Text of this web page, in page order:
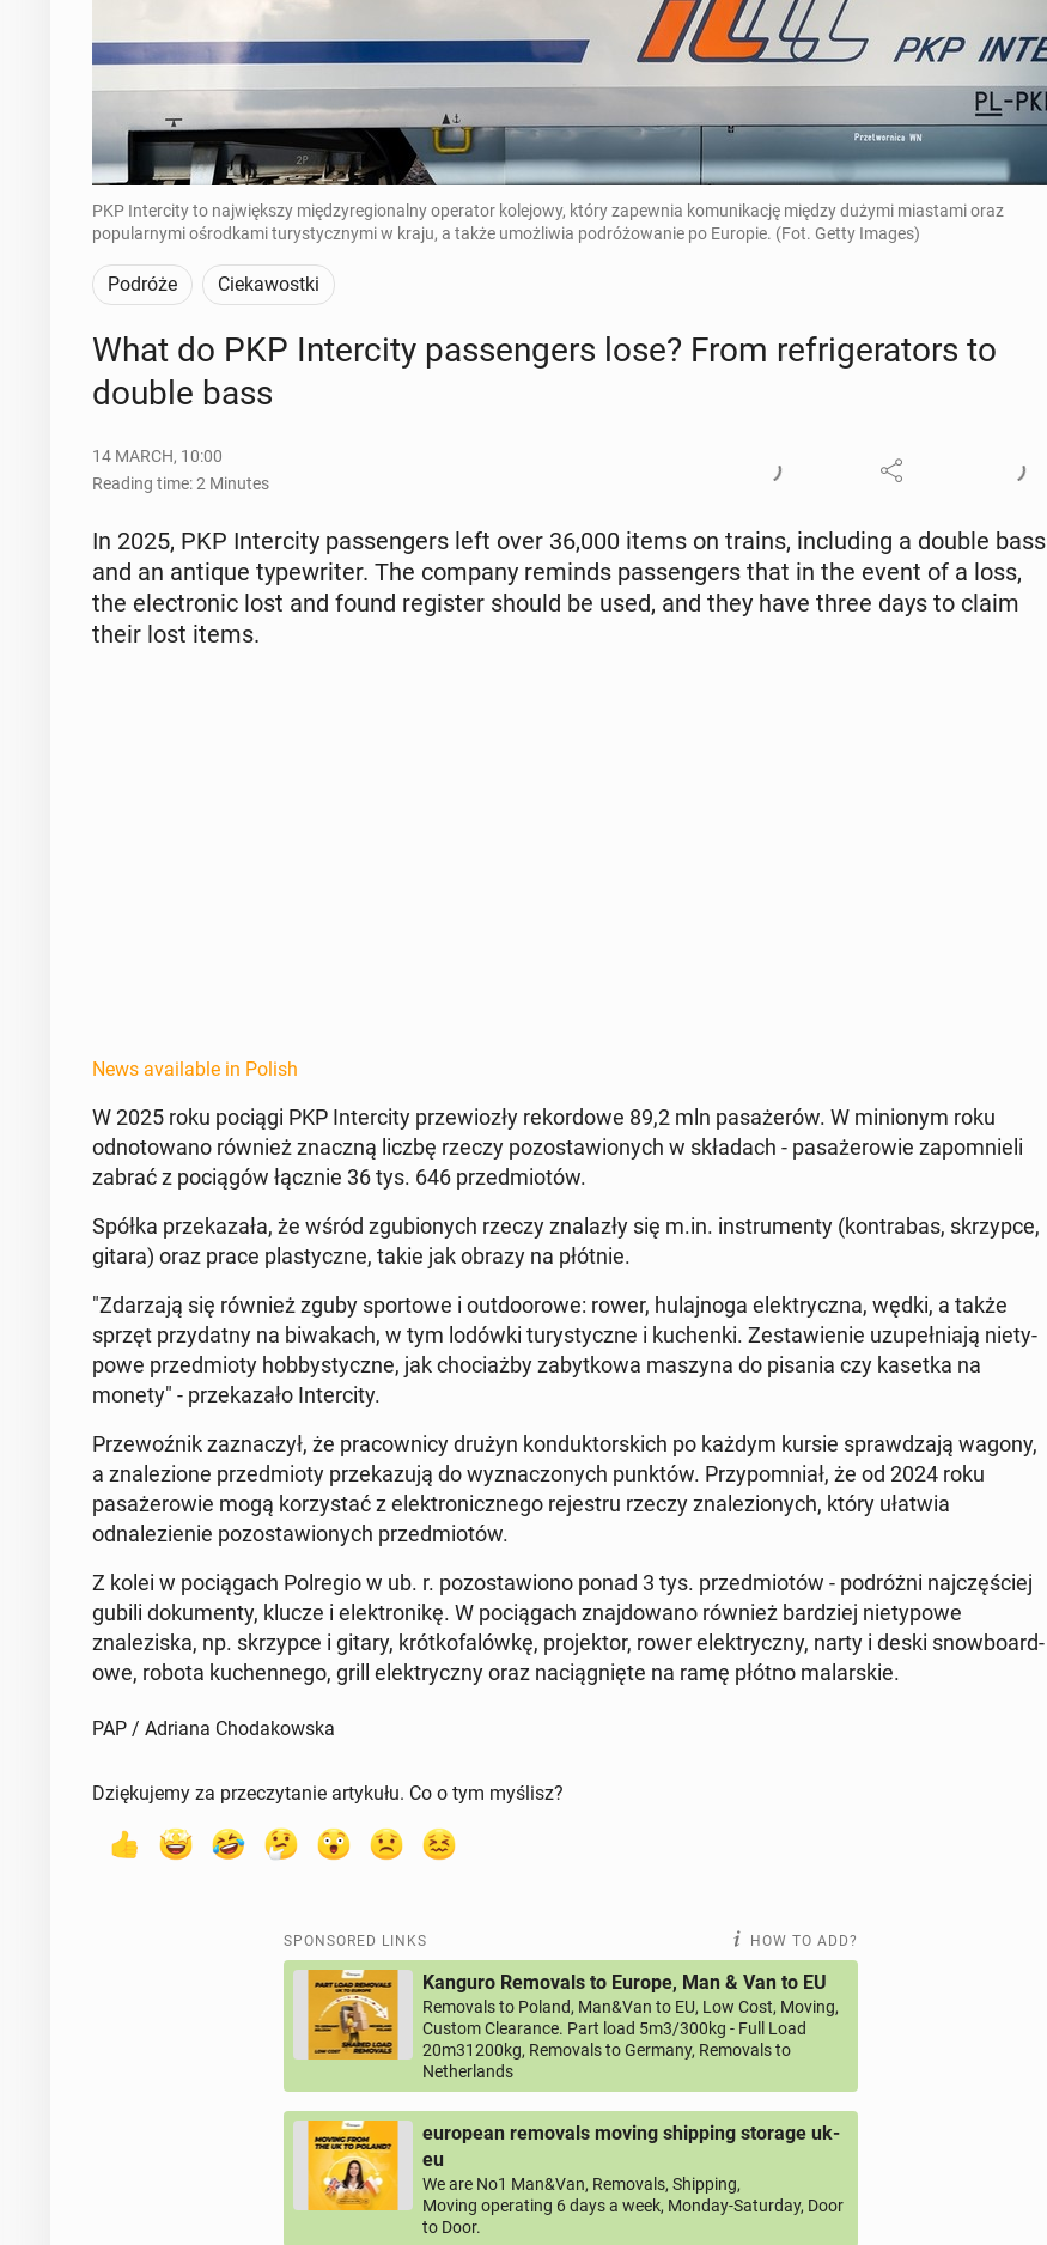
PKP Intercity to największy międzyregionalny operator kolejowy, który zapewnia komunikację między dużymi miastami oraz
popularnymi ośrodkami turystycznymi w kraju, a także umożliwia podróżowanie po Europie. (Fot. Getty Images)
Podróże Ciekawostki
What do PKP In­ter­ci­ty pas­sen­gers lose? From re­frig­er­a­tors to
double bass
14 MARCH, 10:00
Reading time: 2 Minutes
In 2025, PKP In­ter­ci­ty pas­sen­gers left over 36,000 items on trains, in­clud­ing a double bass
and an antique type­writer. The company reminds pas­sen­gers that in the event of a loss,
the elec­tron­ic lost and found reg­is­ter should be used, and they have three days to claim
their lost items.
News available in Polish
W 2025 roku pociągi PKP In­ter­ci­ty przewiozły reko­r­dowe 89,2 mln pasażerów. W min­ionym roku
odno­towano również znaczną liczbę rzeczy po­zostaw­ionych w składach - pasażerowie za­pom­nieli
zabrać z pociągów łącznie 36 tys. 646 przed­miotów.
Spółka przekaza­ła, że wśród zgu­bionych rzeczy znalazły się m.in. in­stru­men­ty (kon­tra­bas, skrzypce,
gitara) oraz prace plas­ty­czne, takie jak obrazy na płótnie.
"Zdarza­ją się również zguby sportowe i out­doorowe: rower, hu­la­jno­ga elek­trycz­na, wędki, a także
sprzęt przy­dat­ny na bi­wakach, w tym lodówki tu­rysty­czne i kuchen­ki. Zestaw­ie­nie uzu­peł­ni­a­ją ni­ety­
powe przed­mio­ty hob­bysty­czne, jak cho­ci­aż­by zabytkowa maszyna do pisania czy kasetka na
monety" - przekaza­ło In­ter­ci­ty.
Prze­woźnik za­z­naczył, że pra­cown­i­cy drużyn kon­duk­tors­kich po każdym kursie sprawdza­ją wagony,
a znalezione przed­mio­ty przekazu­ją do wyz­nac­zonych punktów. Przy­pom­ni­ał, że od 2024 roku
pasażerowie mogą ko­rzys­tać z elek­tron­icznego re­jestru rzeczy znalezionych, który ułatwia
odnalezie­nie po­zostaw­ionych przed­miotów.
Z kolei w pocią­gach Pol­re­gio w ub. r. po­zostaw­iono ponad 3 tys. przed­miotów - po­dróżni na­jczęś­ciej
gubili doku­men­ty, klucze i elek­tron­ikę. W pocią­gach zna­j­dowano również bardziej ni­ety­powe
znaleziska, np. skrzypce i gitary, krótko­falówkę, pro­jek­tor, rower elek­tryczny, narty i deski snow­boar­d­
owe, robota kuchen­nego, grill elek­tryczny oraz naciąg­nięte na ramę płótno malarskie.
PAP / Adriana Chodakowska
Dziękujemy za przeczytanie artykułu. Co o tym myślisz?
SPONSORED LINKS HOW TO ADD?
Kanguro Removals to Europe, Man & Van to EU
Removals to Poland, Man&Van to EU, Low Cost, Moving,
Custom Clearance. Part load 5m3/300kg - Full Load
20m31200kg, Removals to Germany, Removals to
Netherlands
european removals moving shipping storage uk-
eu
We are No1 Man&Van, Removals, Shipping,
Moving operating 6 days a week, Monday-Saturday, Door
to Door.